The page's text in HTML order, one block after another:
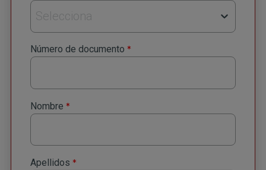
Selecciona
Número de documento *
Nombre *
Apellidos *